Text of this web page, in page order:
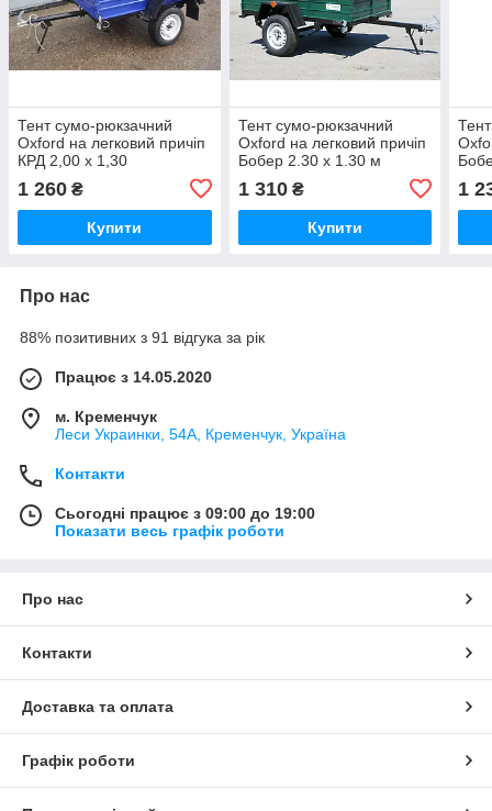
Тент сумо-рюкзачний
Oxford на легковий причіп
КРД 2,00 х 1,30
1 260 ₴
Купити
Тент сумо-рюкзачний
Oxford на легковий причіп
Бобер 2.30 х 1.30 м
1 310₴
Купити
1
Про нас
88% позитивних з 91 відгука за рік
Працює з 14.05.2020
м. Кременчук
Леси Украинки, 54А, Кременчук, Україна
Контакти
Сьогодні працює з 09:00 до 19:00
Показати весь графік роботи
Про нас
Контакти
Доставка та оплата
Графік роботи